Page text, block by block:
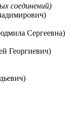
соединений)
Сергеевна)
Георгиевич)